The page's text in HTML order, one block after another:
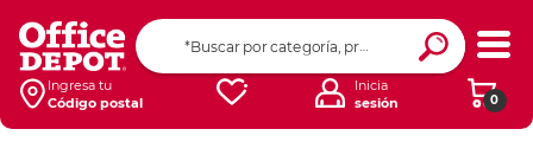
Ingresa tu
Código postal
0
Inicia
sesión
Ingresar Codigo